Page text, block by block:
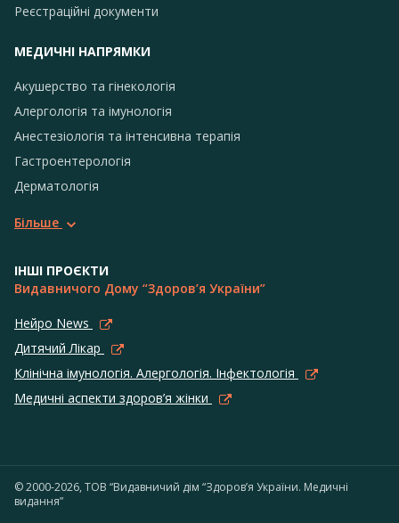
Реєстраційні документи
МЕДИЧНІ НАПРЯМКИ
Акушерство та гінекологія
Алергологія та імунологія
Анестезіологія та інтенсивна терапія
Гастроентерологія
Дерматологія
Більше
ІНШІ ПРОЄКТИ
Видавничого Дому “Здоров’я України”
Нейро News
Дитячий Лікар
Клінічна імунологія. Алергологія. Інфектологія
Медичні аспекти здоров’я жінки
© 2000-2026, ТОВ “Видавничий дім “Здоров’я України. Медичні
видання”